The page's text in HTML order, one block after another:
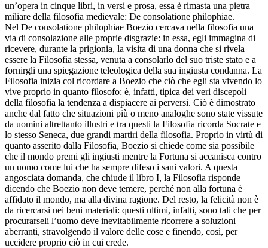
un’opera in cinque libri, in versi e prosa, essa è rimasta una pietra
miliare della filosofia medievale: De consolatione philophiae.
Nel De consolatione philophiae Boezio cercava nella filosofia una
via di consolazione alle proprie disgrazie: in essa, egli immagina di
ricevere, durante la prigionia, la visita di una donna che si rivela
essere la Filosofia stessa, venuta a consolarlo del suo triste stato e a
fornirgli una spiegazione teleologica della sua ingiusta condanna. La
Filosofia inizia col ricordare a Boezio che ciò che egli sta vivendo lo
vive proprio in quanto filosofo: è, infatti, tipica dei veri discepoli
della filosofia la tendenza a dispiacere ai perversi. Ciò è dimostrato
anche dal fatto che situazioni più o meno analoghe sono state vissute
da uomini altrettanto illustri e tra questi la Filosofia ricorda Socrate e
lo stesso Seneca, due grandi martiri della filosofia. Proprio in virtù di
quanto asserito dalla Filosofia, Boezio si chiede come sia possibile
che il mondo premi gli ingiusti mentre la Fortuna si accanisca contro
un uomo come lui che ha sempre difeso i sani valori. A questa
angosciata domanda, che chiude il libro I, la Filosofia risponde
dicendo che Boezio non deve temere, perché non alla fortuna è
affidato il mondo, ma alla divina ragione. Del resto, la felicità non è
da ricercarsi nei beni materiali: questi ultimi, infatti, sono tali che per
procurarseli l’uomo deve inevitabilmente ricorrere a soluzioni
aberranti, stravolgendo il valore delle cose e finendo, così, per
uccidere proprio ciò in cui crede.